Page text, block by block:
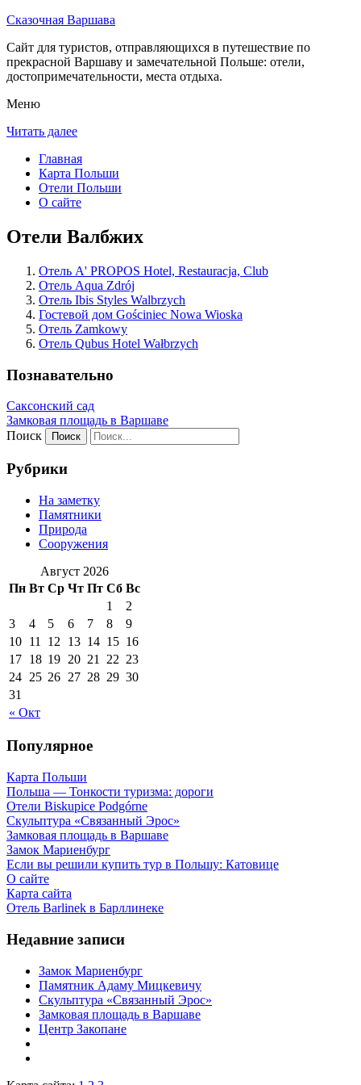
Сказочная Варшава
Сайт для туристов, отправляющихся в путешествие по
прекрасной Варшаву и замечательной Польше: отели,
достопримечательности, места отдыха.
Меню
Читать далее
Главная
Карта Польши
Отели Польши
О сайте
Отели Валбжих
Отель A' PROPOS Hotel, Restauracja, Club
Отель Aqua Zdrój
Отель Ibis Styles Walbrzych
Гостевой дом Gościniec Nowa Wioska
Отель Zamkowy
Отель Qubus Hotel Wałbrzych
Познавательно
Саксонский сад
Замковая площадь в Варшаве
Поиск
Рубрики
На заметку
Памятники
Природа
Сооружения
Август 2026
Пн Вт Ср Чт Пт Сб Вс
« Окт
1
2
3
4 5 6 7 8
9
10 11 12 13 14 15 16
17 18 19 20 21 22 23
24 25 26 27 28 29 30
31
Популярное
Карта Польши
Польша — Тонкости туризма: дороги
Отели Biskupice Podgórne
Скульптура «Связанный Эрос»
Замковая площадь в Варшаве
Замок Мариенбург
Если вы решили купить тур в Польшу: Катовице
О сайте
Карта сайта
Отель Barlinek в Барллинеке
Недавние записи
Замок Мариенбург
Памятник Адаму Мицкевичу
Скульптура «Связанный Эрос»
Замковая площадь в Варшаве
Центр Закопане